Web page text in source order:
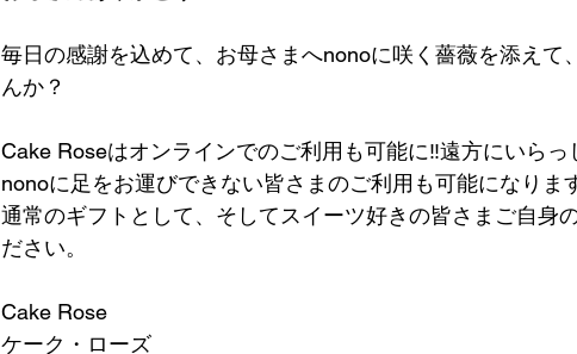
毎日の感謝を込めて、お母さまへnonoに咲く薔薇を添えて
んか？
Cake Roseはオンラインでのご利用も可能に‼️遠方にいらっ
nonoに足をお運びできない皆さまのご利用も可能になりま
通常のギフトとして、そしてスイーツ好きの皆さまご自身
ださい。
Cake Rose
ケーク・ローズ